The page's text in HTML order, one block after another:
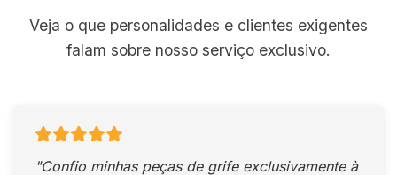
Veja o que personalidades e clientes exigentes
falam sobre nosso serviço exclusivo.
"Confio minhas peças de grife exclusivamente à